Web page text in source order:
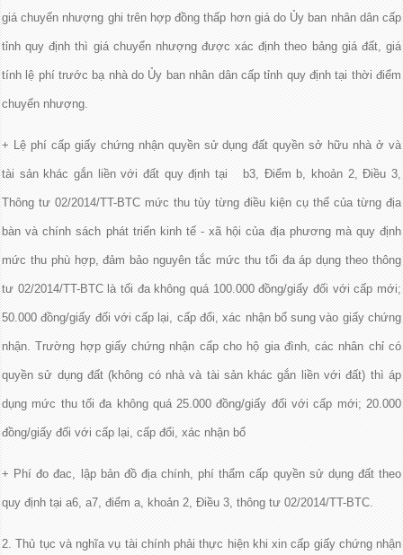
giá chuyển nhượng ghi trên hợp đồng thấp hơn giá do Ủy ban nhân dân cấp
tỉnh quy định thì giá chuyển nhượng được xác định theo bảng giá đất, giá
tính lệ phí trước bạ nhà do Ủy ban nhân dân cấp tỉnh quy định tại thời điểm
chuyển nhượng.
+ Lệ phí cấp giấy chứng nhận quyền sử dụng đất quyền sở hữu nhà ở và
tài sản khác gắn liền với đất quy định tại b3, Điểm b, khoản 2, Điều 3,
Thông tư 02/2014/TT-BTC mức thu tùy từng điều kiện cụ thể của từng địa
bàn và chính sách phát triển kinh tế - xã hội của địa phương mà quy định
mức thu phù hợp, đảm bảo nguyên tắc mức thu tối đa áp dụng theo thông
tư 02/2014/TT-BTC là tối đa không quá 100.000 đồng/giấy đối với cấp mới;
50.000 đồng/giấy đối với cấp lại, cấp đổi, xác nhận bổ sung vào giấy chứng
nhận. Trường hợp giấy chứng nhận cấp cho hộ gia đình, các nhân chỉ có
quyền sử dụng đất (không có nhà và tài sản khác gắn liền với đất) thì áp
dụng mức thu tối đa không quá 25.000 đồng/giấy đối với cấp mới; 20.000
đồng/giấy đối với cấp lại, cấp đổi, xác nhận bổ
+ Phí đo đac, lập bản đồ địa chính, phí thẩm cấp quyền sử dụng đất theo
quy định tại a6, a7, điểm a, khoản 2, Điều 3, thông tư 02/2014/TT-BTC.
2. Thủ tục và nghĩa vụ tài chính phải thực hiện khi xin cấp giấy chứng nhận